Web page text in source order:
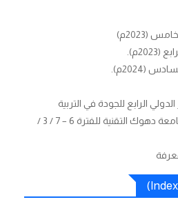
(2023م)
(2024م).
الرابع للجودة في التربية
والتعليم في العراق في رحاب جامعة دهوك التقنية للفترة 6 – 7 / 3 /